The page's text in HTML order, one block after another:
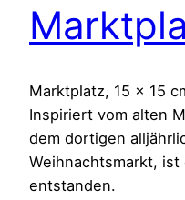
Marktplatz, 15 x 15
Inspiriert vom alten
dem dortigen
Weihnachtsmarkt,
entstanden.